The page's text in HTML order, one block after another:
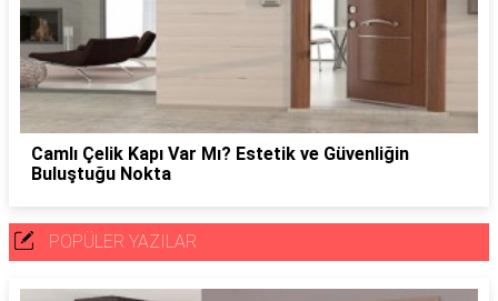
Camlı Çelik Kapı Var Mı? Estetik ve Güvenliğin
Buluştuğu Nokta
POPÜLER YAZILAR